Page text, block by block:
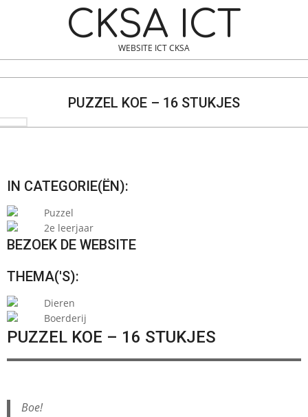
CKSA ICT
WEBSITE ICT CKSA
PUZZEL KOE – 16 STUKJES
IN CATEGORIE(ËN):
Puzzel
2e leerjaar
BEZOEK DE WEBSITE
THEMA('S):
Dieren
Boerderij
PUZZEL KOE – 16 STUKJES
Boe!